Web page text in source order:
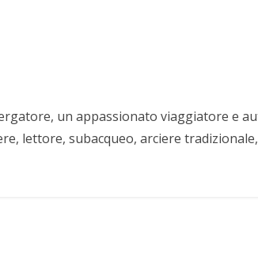
un appassionato viaggiatore e
lettore, subacqueo, arciere